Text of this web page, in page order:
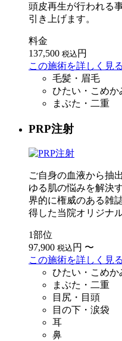
頭皮再生が行われる
引き上げます。
料金
137,500 税込 円
この施術を詳しく見る
毛髪・眉毛
ひたい・こめか
まぶた・二重
PRP注射
ご自身の血液から抽
ゆる肌の悩みを解決
界的に権威のある雑
得した当院オリジナ
1部位
97,900 税込 円 〜
この施術を詳しく見る
ひたい・こめか
まぶた・二重
目尻・目頭
目の下・涙袋
耳
鼻